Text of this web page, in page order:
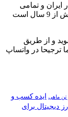
ایران و تمامی
کشورها با جدیدترین متد و تکنولوژی روز دنیا بیش از 9 سال است
و از طریق
ترجیحا در واتساپ
تن ماهی ایده کسب و
دیجیتال برای